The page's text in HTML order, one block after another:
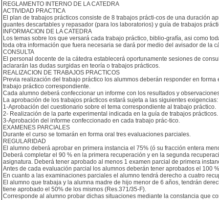
REGLAMENTO INTERNO DE LA CATEDRA
ACTIVIDAD PRACTICA
El plan de trabajos prácticos consiste de 8 trabajos prácti-cos de una duración
guantes descartables y repasador (para los laboratorios) y guía de trabajos
INFORMACION DE LA CATEDRA
Los temas sobre los que versará cada trabajo práctico, biblio-grafía, asi como
toda otra información que fuera necesaria se dará por medio del avisador de la
CONSULTA
El personal docente de la cátedra establecerá oportunamente sesiones de
aclararán las dudas surgidas en teoría o trabajos prácticos.
REALIZACION DE TRABAJOS PRACTICOS
Previa realización del trabajo práctico los alummos deberán responder en
trabajo práctico correspondiente.
Cada alumno deberá confeccionar un informe con los resultados y
La aprobación de los trabajos prácticos estará sujeta a las siguientes exigencias:
1-Aprobación del cuestionario sobre el tema correspondiente al trabajo práctico.
2- Realización de la parte experimental indicada en la guía de trabajos prácticos.
3-Aprobación del informe confeccionado en cada trabajo prác-tico.
EXAMENES PARCIALES
Durante el curso se tomarán en forma oral tres evaluaciones parciales.
REGULARIDAD
El alumno deberá aprobar en primera instancia el 75% (ó su fracción entera
Deberá completar el 90 % en la primera recuperación y en la segunda
asignatura. Deberá tener aprobado al menos 1 examen parcial de primera
Antes de cada evaluación parcial los alumnos deberán tener aprobados el 100
En cuanto a las examinaciones parciales el alumno tendrá derecho a cuatro
El alumno que trabaja y la alumna madre de hijo menor de 6 años, tendrán
tiene aprobado el 50% de los mismos (Res.371/35-F).
Corresponde al alumno probar dichas situaciones mediante la constancia que